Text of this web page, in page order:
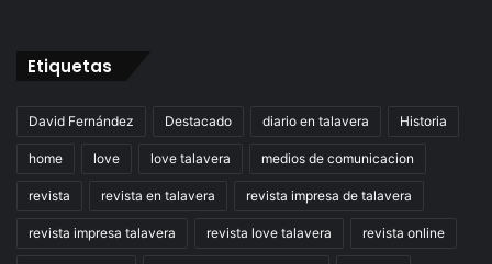
Etiquetas
David Fernández Destacado diario en talavera Historia
home love love talavera medios de comunicacion
revista revista en talavera revista impresa de talavera
revista impresa talavera revista love talavera revista online